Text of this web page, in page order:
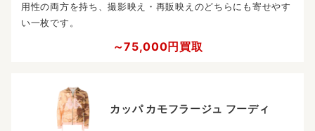
用性の両方を持ち、撮影映え・再販映えのどちらにも寄せやす
い一枚です。
～75,000円買取
カッパ カモフラージュ フーディ